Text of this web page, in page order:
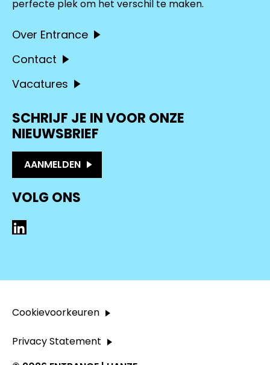
perfecte plek om het verschil te maken.
Over Entrance
Contact
Vacatures
SCHRIJF JE IN VOOR ONZE
NIEUWSBRIEF
AANMELDEN
VOLG ONS
LinkedIn
Cookievoorkeuren
Privacy Statement